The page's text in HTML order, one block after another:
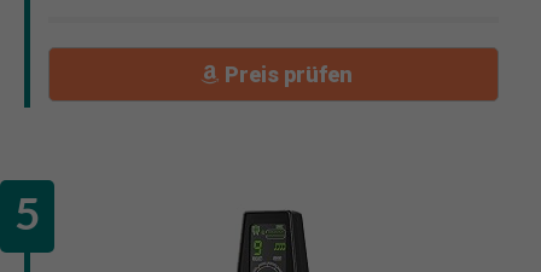
Preis prüfen